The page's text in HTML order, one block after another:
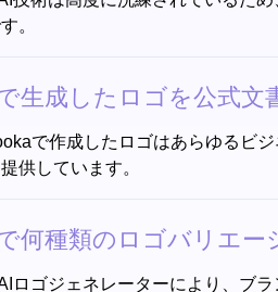
。
生成したロゴを公式文
で作成したロゴはあらゆるビ
供しています。
何種類のロゴバリエー
ロゴジェネレーターにより、ブ